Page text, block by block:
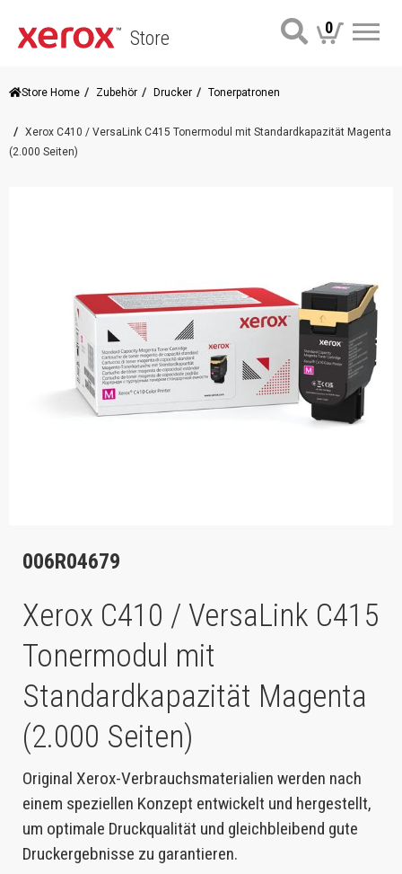
Store 0
Store Home Zubehör Drucker Tonerpatronen
Xerox C410 / VersaLink C415 Tonermodul mit Standardkapazität Magenta
(2.000 Seiten)
006R04679
Xerox C410 / VersaLink C415
Tonermodul mit
Standardkapazität Magenta
(2.000 Seiten)
Original Xerox-Verbrauchsmaterialien werden nach
einem speziellen Konzept entwickelt und hergestellt,
um optimale Druckqualität und gleichbleibend gute
Druckergebnisse zu garantieren.